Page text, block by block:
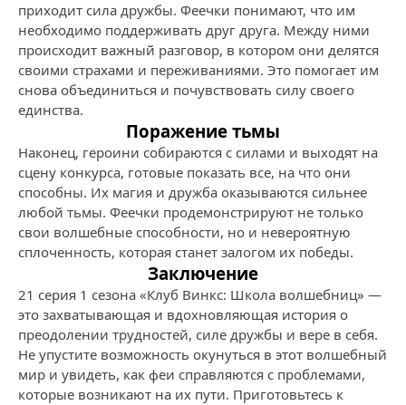
приходит сила дружбы. Феечки понимают, что им
необходимо поддерживать друг друга. Между ними
происходит важный разговор, в котором они делятся
своими страхами и переживаниями. Это помогает им
снова объединиться и почувствовать силу своего
единства.
Поражение тьмы
Наконец, героини собираются с силами и выходят на
сцену конкурса, готовые показать все, на что они
способны. Их магия и дружба оказываются сильнее
любой тьмы. Феечки продемонстрируют не только
свои волшебные способности, но и невероятную
сплоченность, которая станет залогом их победы.
Заключение
21 серия 1 сезона «Клуб Винкс: Школа волшебниц» —
это захватывающая и вдохновляющая история о
преодолении трудностей, силе дружбы и вере в себя.
Не упустите возможность окунуться в этот волшебный
мир и увидеть, как феи справляются с проблемами,
которые возникают на их пути. Приготовьтесь к